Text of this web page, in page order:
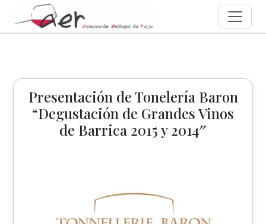
Presentación de Tonelería Baron
“Degustación de Grandes Vinos
de Barrica 2015 y 2014″